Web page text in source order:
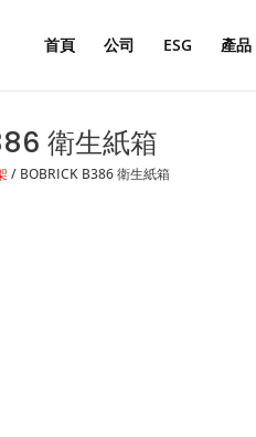
首頁 公司 ESG 產品
衛生紙箱
/ BOBRICK B386 衛生紙箱